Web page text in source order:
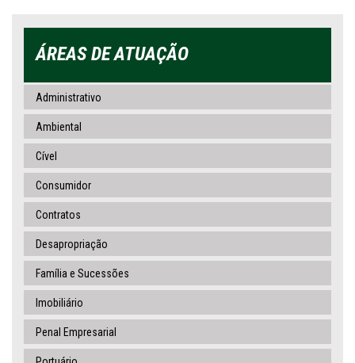
ÁREAS DE ATUAÇÃO
Administrativo
Ambiental
Cível
Consumidor
Contratos
Desapropriação
Família e Sucessões
Imobiliário
Penal Empresarial